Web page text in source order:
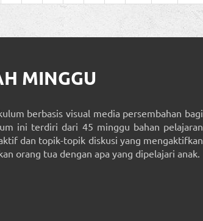
MINGGU
berbasis visual media persembahan bagi
ini terdiri dari 45 minggu bahan pelajaran
dan topik-topik diskusi yang mengaktifkan
orang tua dengan apa yang dipelajari anak.